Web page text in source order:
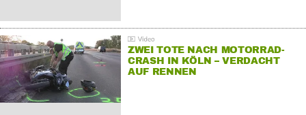
ZWEI TOTE NACH MOTORRAD-
CRASH IN KÖLN – VERDACHT
AUF RENNEN